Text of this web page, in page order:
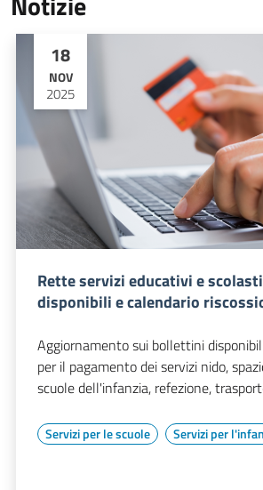
18
NOV
2025
Rette servizi educativi e
disponibili e calendario
Aggiornamento sui bollettini
per il pagamento dei servizi nido,
scuole dell'infanzia, refezione,
Servizi per le scuole Servizi per